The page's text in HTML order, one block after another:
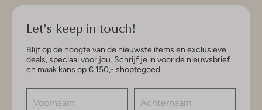
Let's keep in touch!
Blijf op de hoogte van de nieuwste items en exclusieve
deals, speciaal voor jou. Schrijf je in voor de nieuwsbrief
en maak kans op € 150,- shoptegoed.